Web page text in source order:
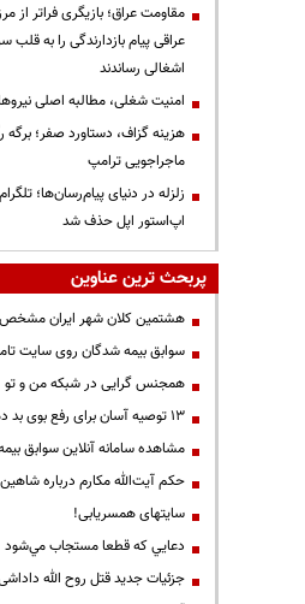
مقاومت عراق؛ بازیگری فراتر از
عراقی پیام بازدارندگی را به
اشغالی رساندند
‌امنیت شغلی، مطالبه اصلی
هزینه گزاف، دستاورد صفر؛ برگه
ماجراجویی ترامپ
زلزله در دنیای پیام‌رسان‌ها؛
اپ‌استور اپل حذف شد
پربحث ترین عناوین
هشتمین کلان شهر ایران
سوابق بیمه شدگان روی سایت
همجنس گرایی در شبکه من و تو
13 توصیه آسان برای رفع بوی بد دهان
مشاهده سامانه آنلاين سوابق
حكم آيت‌الله مكارم درباره
سایتهای همسریابی!
دعايي كه قطعا مستجاب مي‌شود
جزئیات جدید قتل روح الله